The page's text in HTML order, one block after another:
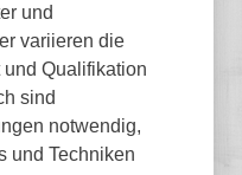
und
variieren die
Qualifikation
sind
notwendig,
und Techniken